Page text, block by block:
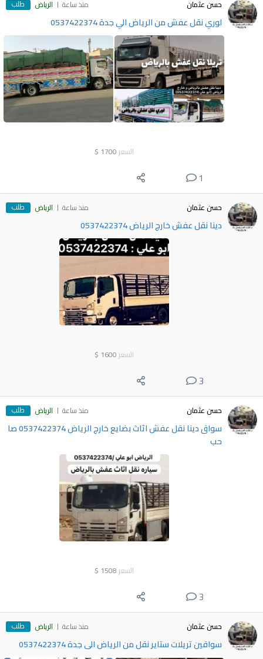
حسن عثمان منذ ساعة الرياض طلب
لوري نقل عفش من الرياض الي جدة 0537422374
السعر 1700
$
1
حسن عثمان منذ ساعة الرياض طلب
دينا نقل عفش خارج الرياض 0537422374
السعر 1600
$
3
حسن عثمان منذ ساعة الرياض طلب
سواق دينا نقل عفش اثاث بضايع خارج الرياض 0537422374 صا
حب
السعر 1508
$
3
حسن عثمان منذ ساعة الرياض طلب
سواقين تريلات ستاير نقل من الرياض الى جدة 0537422374